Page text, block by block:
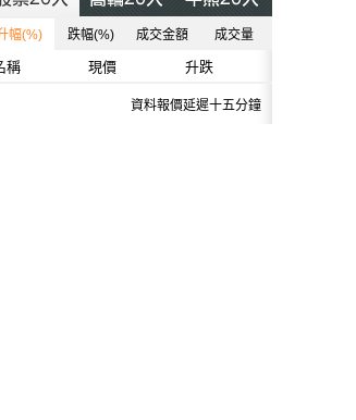
幅(%) 跌幅(%) 成交金額 成交量
稱 現價 升跌
資料報價延遲十五分鐘